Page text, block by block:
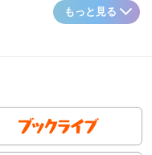
もっと見る